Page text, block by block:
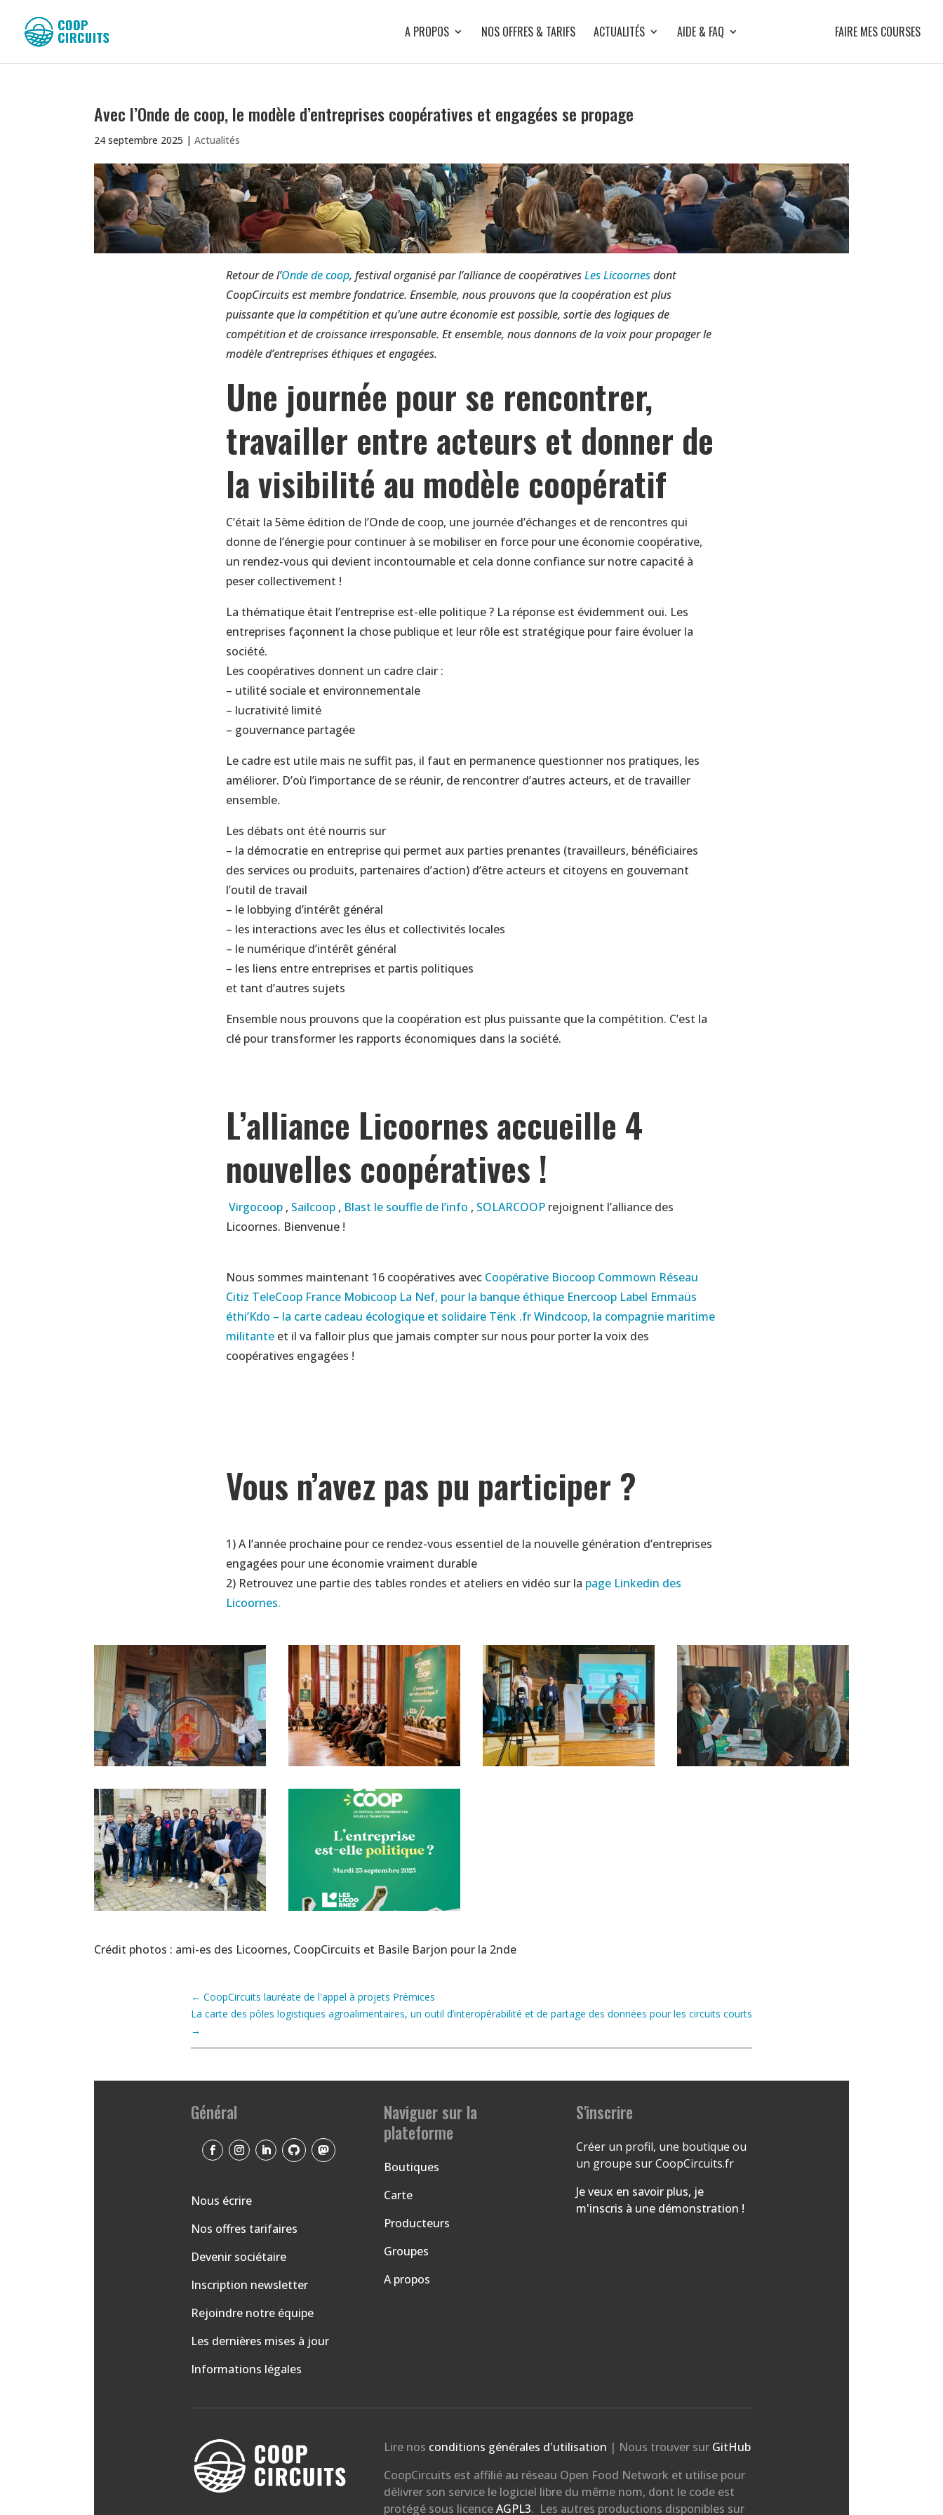
A PROPOS NOS OFFRES & TARIFS ACTUALITÉS AIDE & FAQ FAIRE MES COURSES
Avec l’Onde de coop, le modèle d’entreprises coopératives et engagées se propage
24 septembre 2025 |Actualités
Retour de l’Onde de coop, festival organisé par l’alliance de coopérativesLes Licoornesdont
CoopCircuits est membre fondatrice. Ensemble, nous prouvons que la coopération est plus
puissante que la compétition et qu’une autre économie est possible, sortie des logiques de
compétition et de croissance irresponsable. Et ensemble, nous donnons de la voix pour propager le
modèle d’entreprises éthiques et engagées.
Une journée pour se rencontrer,
travailler entre acteurs et donner de
la visibilité au modèle coopératif
C’était la 5ème édition de l’Onde de coop, une journée d’échanges et de rencontres qui
donne de l’énergie pour continuer à se mobiliser en force pour une économie coopérative,
un rendez-vous qui devient incontournable et cela donne confiance sur notre capacité à
peser collectivement !
La thématique était l’entreprise est-elle politique ? La réponse est évidemment oui. Les
entreprises façonnent la chose publique et leur rôle est stratégique pour faire évoluer la
société.
Les coopératives donnent un cadre clair :
– utilité sociale et environnementale
– lucrativité limité
– gouvernance partagée
Le cadre est utile mais ne suffit pas, il faut en permanence questionner nos pratiques, les
améliorer. D’où l’importance de se réunir, de rencontrer d’autres acteurs, et de travailler
ensemble.
Les débats ont été nourris sur
– la démocratie en entreprise qui permet aux parties prenantes (travailleurs, bénéficiaires
des services ou produits, partenaires d’action) d’être acteurs et citoyens en gouvernant
l’outil de travail
– le lobbying d’intérêt général
– les interactions avec les élus et collectivités locales
– le numérique d’intérêt général
– les liens entre entreprises et partis politiques
et tant d’autres sujets
Ensemble nous prouvons que la coopération est plus puissante que la compétition. C’est la
clé pour transformer les rapports économiques dans la société.
L’alliance Licoornes accueille 4
nouvelles coopératives !
Virgocoop , Sailcoop , Blast le souffle de l’info , SOLARCOOP rejoignent l’alliance des
Licoornes. Bienvenue !
Nous sommes maintenant 16 coopératives avec Coopérative Biocoop Commown Réseau
Citiz TeleCoop France Mobicoop La Nef, pour la banque éthique Enercoop Label Emmaüs
éthi’Kdo – la carte cadeau écologique et solidaire Tënk .frWindcoop, la compagnie maritime
militante et il va falloir plus que jamais compter sur nous pour porter la voix des
coopératives engagées !
Vous n’avez pas pu participer ?
1) A l’année prochaine pour ce rendez-vous essentiel de la nouvelle génération d’entreprises
engagées pour une économie vraiment durable
2) Retrouvez une partie des tables rondes et ateliers en vidéo sur la page Linkedin des
Licoornes.
Crédit photos : ami-es des Licoornes, CoopCircuits et Basile Barjon pour la 2nde
← CoopCircuits lauréate de l'appel à projets Prémices
La carte des pôles logistiques agroalimentaires, un outil d’interopérabilité et de partage des données pour les circuits courts
→
Général
Nous écrire
Nos offres tarifaires
Devenir sociétaire
Inscription newsletter
Rejoindre notre équipe
Les dernières mises à jour
Informations légales
Naviguer sur la
plateforme
Boutiques
Carte
Producteurs
Groupes
A propos
S'inscrire
Créer un profil, une boutique ou
un groupe sur CoopCircuits.fr
Je veux en savoir plus, je
m'inscris à une démonstration !
Lire nos conditions générales d'utilisation | Nous trouver sur GitHub
CoopCircuits est affilié au réseau Open Food Network et utilise pour
délivrer son service le logiciel libre du même nom, dont le code est
protégé sous licenceAGPL3. Les autres productions disponibles sur